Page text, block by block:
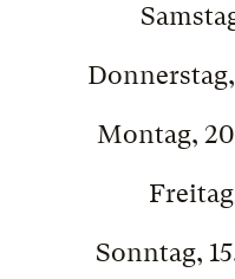
Montag,
Sonntag,